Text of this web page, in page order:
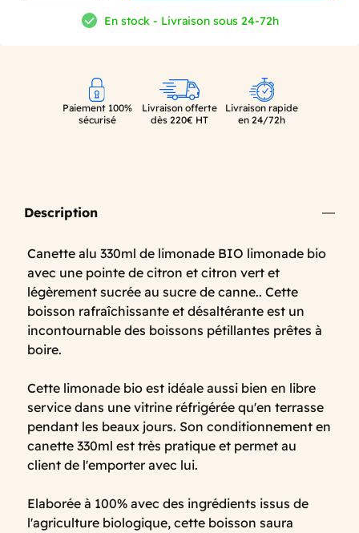
En stock - Livraison sous 24-72h
Paiement 100%
sécurisé
Livraison offerte
dès 220€ HT
Livraison rapide
en 24/72h
Description
Canette alu 330ml de limonade BIO limonade bio
avec une pointe de citron et citron vert et
légèrement sucrée au sucre de canne.. Cette
boisson rafraîchissante et désaltérante est un
incontournable des boissons pétillantes prêtes à
boire.
Cette limonade bio est idéale aussi bien en libre
service dans une vitrine réfrigérée qu'en terrasse
pendant les beaux jours. Son conditionnement en
canette 330ml est très pratique et permet au
client de l'emporter avec lui.
Elaborée à 100% avec des ingrédients issus de
l'agriculture biologique, cette boisson saura